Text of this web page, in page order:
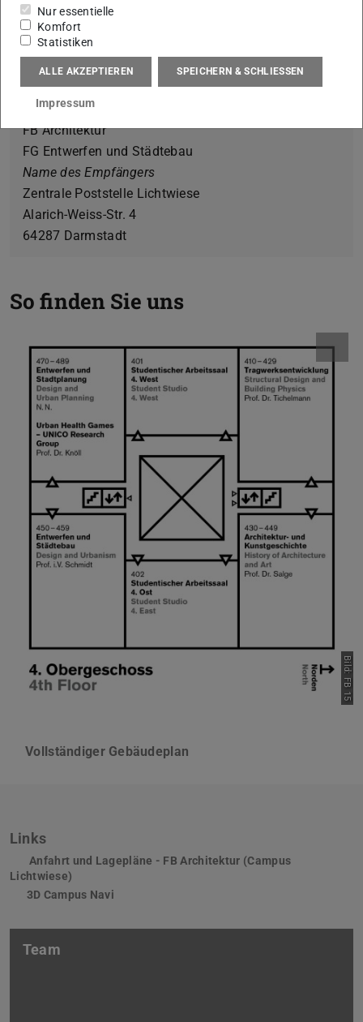
64206 Darmstadt
Lieferanschrift für Pakete
Technische Universität Darmstadt
FB Architektur
FG Entwerfen und Städtebau
Name des Empfängers
Zentrale Poststelle Lichtwiese
Alarich-Weiss-Str. 4
64287 Darmstadt
So finden Sie uns
Bild: FB 15
Vollständiger Gebäudeplan
Links
Anfahrt und Lagepläne - FB Architektur (Campus
Lichtwiese)
3D Campus Navi
Team
Nur essentielle
Komfort
Statistiken
ALLE AKZEPTIEREN SPEICHERN & SCHLIESSEN
Impressum